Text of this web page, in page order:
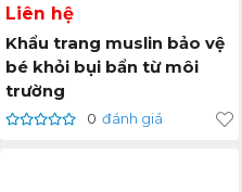
Liên hệ
Khẩu trang muslin bảo vệ
bé khỏi bụi bẩn từ môi
trường
0 đánh giá